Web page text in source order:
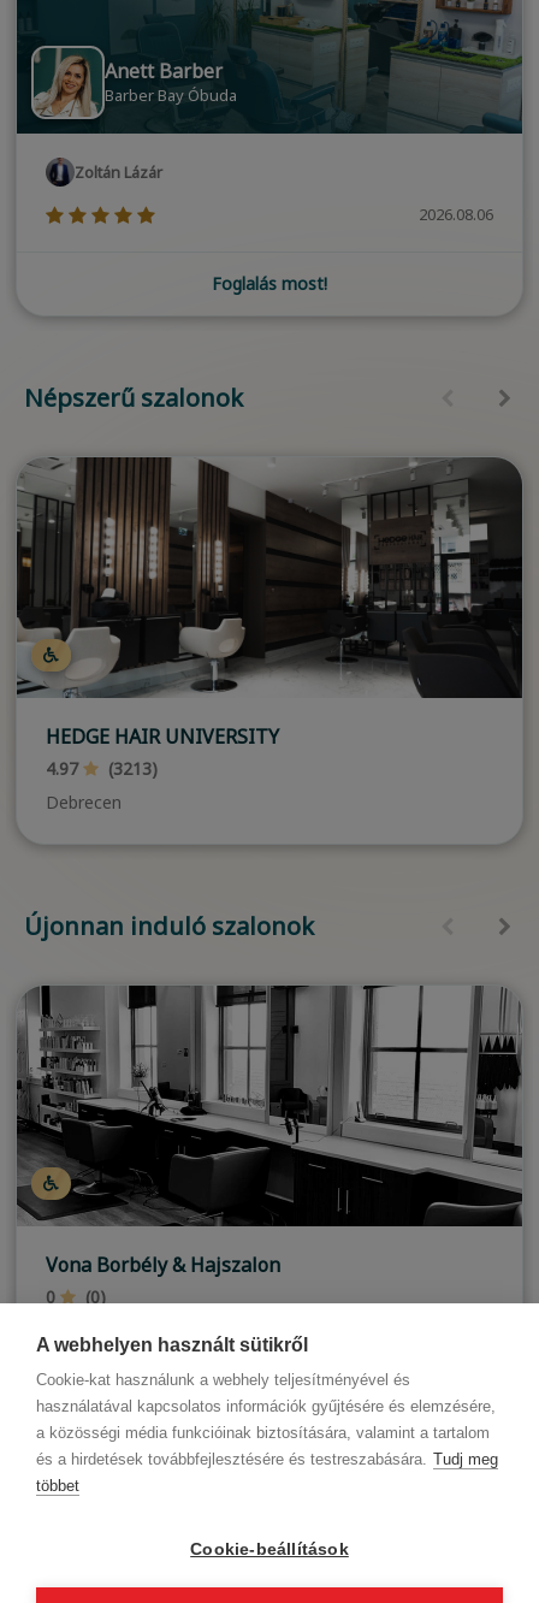
A webhelyen használt sütikről
Cookie-kat használunk a webhely teljesítményével és
használatával kapcsolatos információk gyűjtésére és elemzésére,
a közösségi média funkcióinak biztosítására, valamint a tartalom
és a hirdetések továbbfejlesztésére és testreszabására. Tudj meg
többet
Cookie-beállítások
Anett Barber
Barber Bay Óbuda
Zoltán Lázár
(*)(*)(*)(*)(*) 2026.08.06
Foglalás most!
Népszerű szalonok
HEDGE HAIR UNIVERSITY
4.97
(3213)
Debrecen
Újonnan induló szalonok
Vona Borbély & Hajszalon
0
(0)